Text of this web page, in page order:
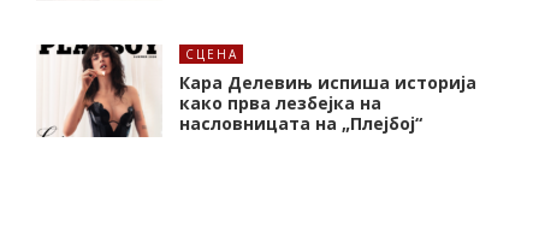
СЦЕНА
Кара Делевињ испиша историја
како прва лезбејка на
насловницата на „Плејбој“